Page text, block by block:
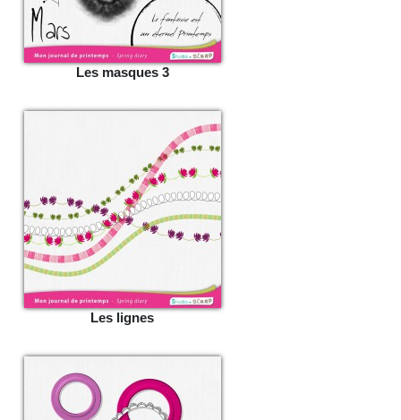
Les masques 3
Les lignes